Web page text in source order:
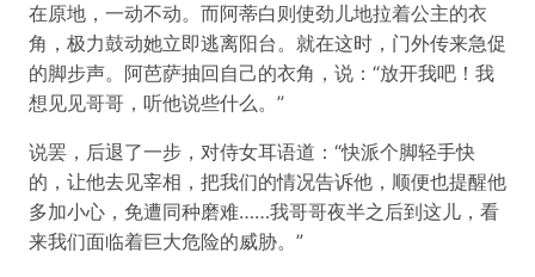
在原地，一动不动。而阿蒂白则使劲儿地拉着公主的衣
角，极力鼓动她立即逃离阳台。就在这时，门外传来急促
的脚步声。阿芭萨抽回自己的衣角，说：“放开我吧！我
想见见哥哥，听他说些什么。”
说罢，后退了一步，对侍女耳语道：“快派个脚轻手快
的，让他去见宰相，把我们的情况告诉他，顺便也提醒他
多加小心，免遭同种磨难……我哥哥夜半之后到这儿，看
来我们面临着巨大危险的威胁。”